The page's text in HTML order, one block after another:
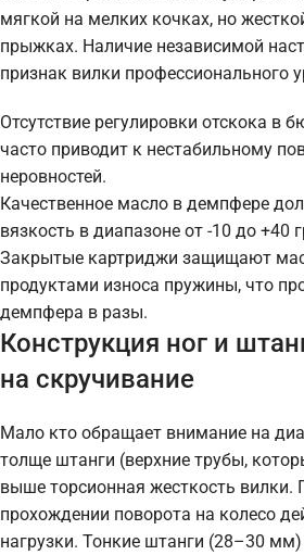
мягкой на мелких кочках, но
прыжках. Наличие независимой
признак вилки профессионального
Отсутствие регулировки отскока в
часто приводит к нестабильному
неровностей.
Качественное масло в демпфере
вязкость в диапазоне от -10 до +40
Закрытые картриджи защищают
продуктами износа пружины, что
демпфера в разы.
Конструкция ног и
на скручивание
Мало кто обращает внимание на
толще штанги (верхние трубы,
выше торсионная жесткость вилки.
прохождении поворота на колесо
нагрузки. Тонкие штанги (28–30